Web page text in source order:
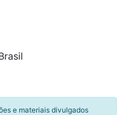
e materiais divulgados